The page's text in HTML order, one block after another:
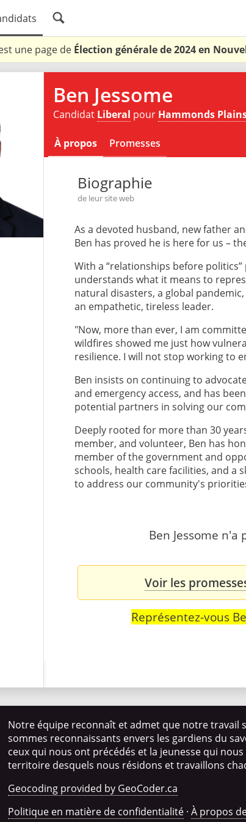
une page de Élection générale de 2024 en
Ben Jessome
Candidat Liberal pour Hammonds
À propos Promesses
Biographie
de leur site web
As a devoted husband, new father
Ben has proved he is here for us –
With a “relationships before
understands what it means to
natural disasters, a global
an empathetic, tireless leader.
"Now, more than ever, I am
wildfires showed me just how
resilience. I will not stop working to
Ben insists on continuing to
and emergency access, and has
potential partners in solving our
Deeply rooted for more than 30
member, and volunteer, Ben has
member of the government and
schools, health care facilities, and a
to address our community's
Ben Jessome
Voir les
Représentez-vous
Notre équipe reconnaît et admet que notre travail
sommes reconnaissants envers les gardiens du
ceux qui nous ont précédés et la jeunesse qui
territoire desquels nous résidons et travaillons
Geocoding provided by GeoCoder.ca
Politique en matière de confidentialité ·À propos